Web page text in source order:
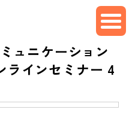
ュニケーション
ラインセミナー 4